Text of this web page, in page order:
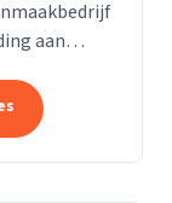
aan
daarom...